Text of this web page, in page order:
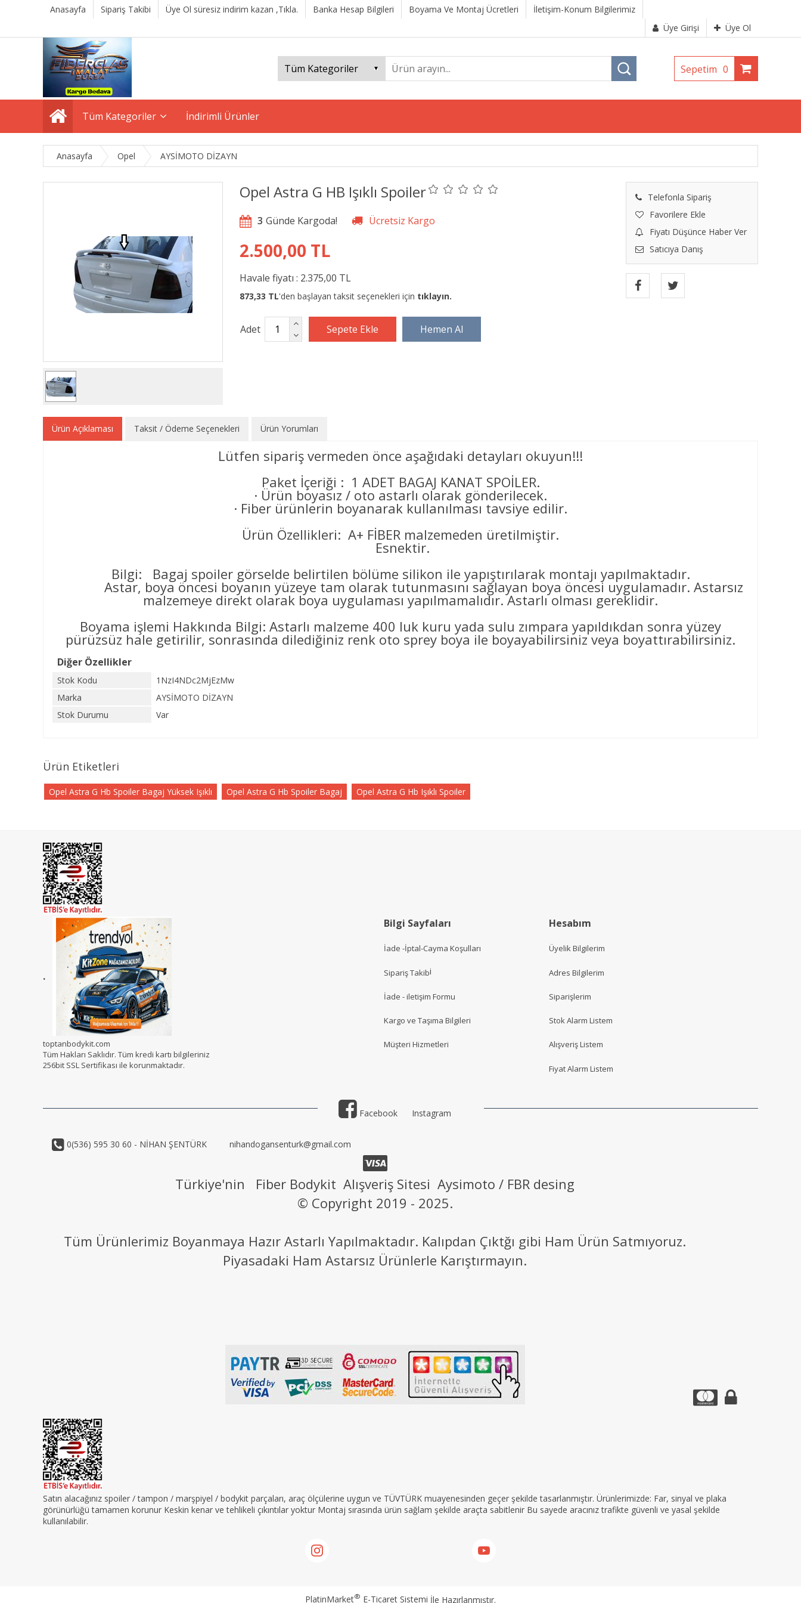
Anasayfa Sipariş Takibi Üye Ol süresiz indirim kazan ,Tıkla. Banka Hesap Bilgileri Boyama Ve Montaj Ücretleri
İletişim-Konum Bilgilerimiz
Üye Girişi
Üye Ol
Sepetim 0
Tüm Kategoriler İndirimli Ürünler
Anasayfa Opel AYSİMOTO DİZAYN
Opel Astra G HB Işıklı Spoiler
Telefonla Sipariş
Favorilere Ekle
Fiyatı Düşünce Haber Ver
Satıcıya Danış
3
2.500,00 TL
Havale fiyatı : 2.375,00 TL
873,33 TL'den başlayan taksit seçenekleri için tıklayın.
Adet
Ürün Açıklaması Taksit / Ödeme Seçenekleri Ürün Yorumları
Lütfen sipariş vermeden önce aşağıdaki detayları okuyun!!!
Paket İçeriği : 1 ADET BAGAJ KANAT SPOİLER.
· Ürün boyasız / oto astarlı olarak gönderilecek.
· Fiber ürünlerin boyanarak kullanılması tavsiye edilir.
Ürün Özellikleri: A+ FİBER malzemeden üretilmiştir.
Esnektir.
Bilgi: Bagaj spoiler görselde belirtilen bölüme silikon ile yapıştırılarak montajı yapılmaktadır.
Astar, boya öncesi boyanın yüzeye tam olarak tutunmasını sağlayan boya öncesi uygulamadır. Astarsız
malzemeye direkt olarak boya uygulaması yapılmamalıdır. Astarlı olması gereklidir.
Boyama işlemi Hakkında Bilgi: Astarlı malzeme 400 luk kuru yada sulu zımpara yapıldıkdan sonra yüzey
pürüzsüz hale getirilir, sonrasında dilediğiniz renk oto sprey boya ile boyayabilirsiniz veya boyattırabilirsiniz.
Diğer Özellikler
Stok Kodu
1NzI4NDc2MjEzMw
Marka
AYSİMOTO DİZAYN
Stok Durumu
Var
Ürün Etiketleri
Opel Astra G Hb Spoiler Bagaj Yüksek Işıklı Opel Astra G Hb Spoiler Bagaj Opel Astra G Hb Işıklı Spoiler
.
toptanbodykit.com
Tüm Hakları Saklıdır. Tüm kredi kartı bilgileriniz
256bit SSL Sertifikası ile korunmaktadır.
Bilgi Sayfaları
İade -İptal-Cayma Koşulları
Sipariş Takibi
İade - iletişim Formu
Kargo ve Taşıma Bilgileri
Müşteri Hizmetleri
Hesabım
Üyelik Bilgilerim
Adres Bilgilerim
Siparişlerim
Stok Alarm Listem
Alışveriş Listem
Fiyat Alarm Listem
Facebook Instagram
0(536) 595 30 60 - NİHAN ŞENTÜRK nihandogansenturk@gmail.com
Türkiye'nin Fiber Bodykit Alışveriş Sitesi Aysimoto / FBR desing
© Copyright 2019 - 2025.
Tüm Ürünlerimiz Boyanmaya Hazır Astarlı Yapılmaktadır. Kalıpdan Çıktğı gibi Ham Ürün Satmıyoruz.
Piyasadaki Ham Astarsız Ürünlerle Karıştırmayın.
Satın alacağınız spoiler / tampon / marşpiyel / bodykit parçaları, araç ölçülerine uygun ve TÜVTÜRK muayenesinden geçer şekilde tasarlanmıştır. Ürünlerimizde: Far, sinyal ve plaka
görünürlüğü tamamen korunur Keskin kenar ve tehlikeli çıkıntılar yoktur Montaj sırasında ürün sağlam şekilde araçta sabitlenir Bu sayede aracınız trafikte güvenli ve yasal şekilde
kullanılabilir.
PlatinMarket® E-Ticaret Sistemi İle Hazırlanmıştır.